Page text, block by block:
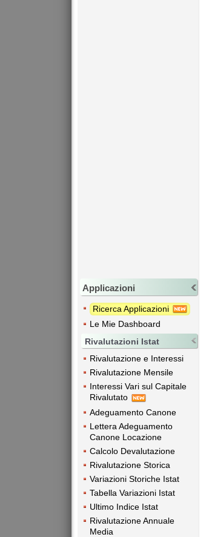
Applicazioni
Ricerca Applicazioni
Le Mie Dashboard
Rivalutazioni Istat
Rivalutazione e Interessi
Rivalutazione Mensile
Interessi Vari sul Capitale
Rivalutato
Adeguamento Canone
Lettera Adeguamento
Canone Locazione
Calcolo Devalutazione
Rivalutazione Storica
Variazioni Storiche Istat
Tabella Variazioni Istat
Ultimo Indice Istat
Rivalutazione Annuale
Media